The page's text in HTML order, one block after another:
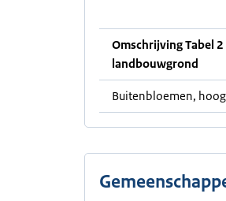
Omschrijving Tabel
landbouwgrond
Buitenbloemen, hoog